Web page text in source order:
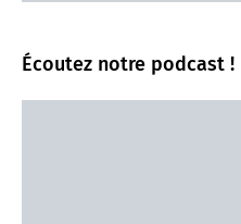
Écoutez notre podcast !